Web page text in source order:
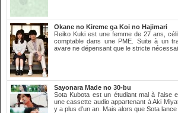
Okane no Kireme ga Koi no Hajimari
Reiko Kuki est une femme de 27 ans,
comptable dans une PME. Suite à un
avare ne dépensant que le stricte
Sayonara Made no 30-bu
Sota Kubota est un étudiant mal à l'aise
une cassette audio appartenant à Aki
y a plus d'un an. Mais alors que Sota lance